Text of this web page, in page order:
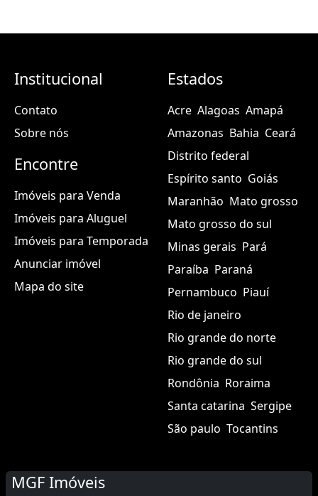
Institucional
Contato
Sobre nós
Encontre
Imóveis para Venda
Imóveis para Aluguel
Imóveis para Temporada
Anunciar imóvel
Mapa do site
Estados
Acre Alagoas Amapá
Amazonas Bahia Ceará
Distrito federal
Espírito santo Goiás
Maranhão Mato grosso
Mato grosso do sul
Minas gerais Pará
Paraíba Paraná
Pernambuco Piauí
Rio de janeiro
Rio grande do norte
Rio grande do sul
Rondônia Roraima
Santa catarina Sergipe
São paulo Tocantins
MGF Imóveis